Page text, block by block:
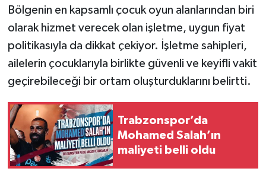
Bölgenin en kapsamlı çocuk oyun alanlarından biri
olarak hizmet verecek olan işletme, uygun fiyat
politikasıyla da dikkat çekiyor. İşletme sahipleri,
ailelerin çocuklarıyla birlikte güvenli ve keyifli vakit
geçirebileceği bir ortam oluşturduklarını belirtti.
Trabzonspor’da
Mohamed Salah’ın
maliyeti belli oldu